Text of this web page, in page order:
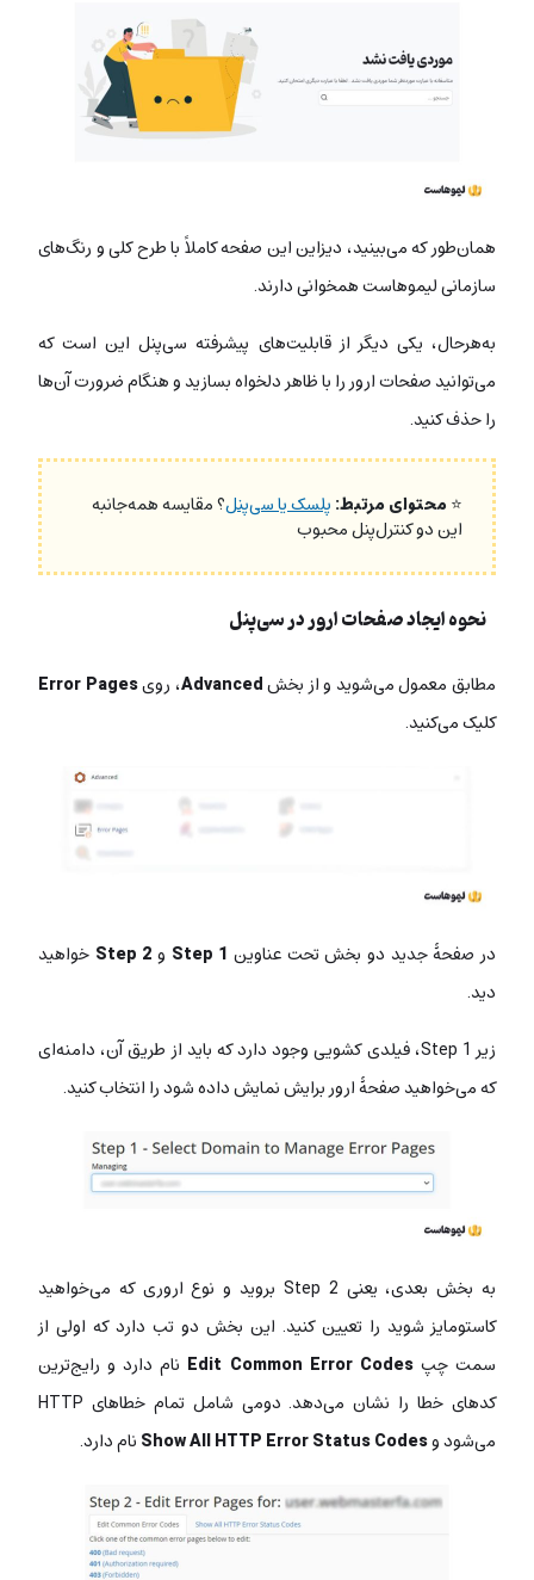
همان‌طور که می‌بینید، دیزاین این صفحه کاملاً با طرح کلی و رنگ‌های
سازمانی لیموهاست همخوانی دارند.
به‌هرحال، یکی دیگر از قابلیت‌های پیشرفته سی‌پنل این است که
می‌توانید صفحات ارور را با ظاهر دلخواه بسازید و هنگام ضرورت آن‌ها
را حذف کنید.
⭐محتوای مرتبط:پلسک یا سی‌پنل؟ مقایسه همه‌جانبه
این دو کنترل‌پنل محبوب
نحوه ایجاد صفحات ارور در سی‌پنل
مطابق معمول می‌شوید و از بخشAdvanced، رویError Pages
کلیک می‌کنید.
در صفحۀ جدید دو بخش تحت عناوین Step 1 وStep 2 خواهید
دید.
زیر Step 1، فیلدی کشویی وجود دارد که باید از طریق آن، دامنه‌ای
که می‌خواهید صفحۀ ارور برایش نمایش داده شود را انتخاب کنید.
به بخش بعدی، یعنی Step 2 بروید و نوع اروری که می‌خواهید
کاستومایز شوید را تعیین کنید. این بخش دو تب دارد که اولی از
سمت چپEdit Common Error Codes نام دارد و رایج‌ترین
کدهای خطا را نشان می‌دهد. دومی شامل تمام خطاهای HTTP
می‌شود وShow All HTTP Error Status Codesنام دارد.